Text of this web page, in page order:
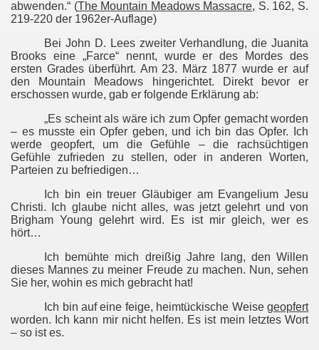
abwenden.“ (The Mountain Meadows Massacre, S. 162, S.
219-220 der 1962er-Auflage)
Bei John D. Lees zweiter Verhandlung, die Juanita
Brooks eine „Farce“ nennt, wurde er des Mordes des
ersten Grades überführt. Am 23. März 1877 wurde er auf
den Mountain Meadows hingerichtet. Direkt bevor er
erschossen wurde, gab er folgende Erklärung ab:
„Es scheint als wäre ich zum Opfer gemacht worden
– es musste ein Opfer geben, und ich bin das Opfer. Ich
werde geopfert, um die Gefühle – die rachsüchtigen
Gefühle zufrieden zu stellen, oder in anderen Worten,
Parteien zu befriedigen…
Ich bin ein treuer Gläubiger am Evangelium Jesu
Christi. Ich glaube nicht alles, was jetzt gelehrt und von
Brigham Young gelehrt wird. Es ist mir gleich, wer es
hört…
Ich bemühte mich dreißig Jahre lang, den Willen
dieses Mannes zu meiner Freude zu machen. Nun, sehen
Sie her, wohin es mich gebracht hat!
Ich bin auf eine feige, heimtückische Weise geopfert
worden. Ich kann mir nicht helfen. Es ist mein letztes Wort
– so ist es.